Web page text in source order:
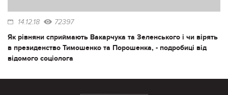
14.12.18 72397
Як рівняни сприймають Вакарчука та Зеленського і чи вірять
в президенство Тимошенко та Порошенка, - подробиці від
відомого соціолога